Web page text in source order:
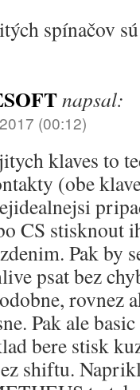
spínačov
napsal:
(00:12)
klaves to
(obe
CS stisknout
Pak by
psat bez
rovnez
Pak ale
bere stisk
shiftu.